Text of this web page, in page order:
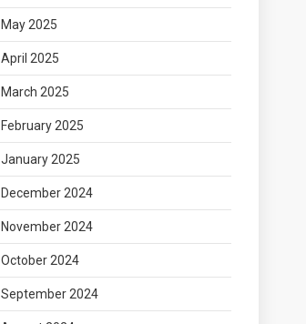
May 2025
April 2025
March 2025
February 2025
January 2025
December 2024
November 2024
October 2024
September 2024